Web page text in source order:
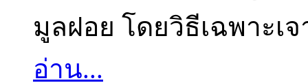
มูลฝอย โดยวิธีเฉพาะเ
อ่าน...